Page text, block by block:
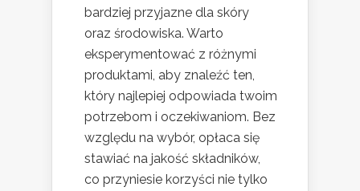
bardziej przyjazne dla skóry
oraz środowiska. Warto
eksperymentować z różnymi
produktami, aby znaleźć ten,
który najlepiej odpowiada twoim
potrzebom i oczekiwaniom. Bez
względu na wybór, opłaca się
stawiać na jakość składników,
co przyniesie korzyści nie tylko